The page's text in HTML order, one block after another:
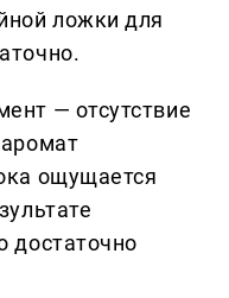
ложки для
— отсутствие
ощущается
достаточно